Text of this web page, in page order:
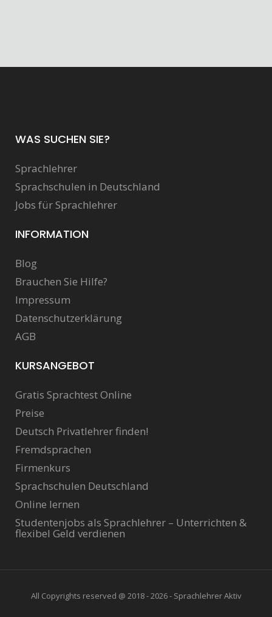
WAS SUCHEN SIE?
Sprachlehrer
Sprachschulen in Deutschland
Jobs für Sprachlehrer
INFORMATION
Blog
Brauchen Sie Hilfe?
Impressum
Datenschutzerklärung
AGB
KURSANGEBOT
Gratis Sprachtest Online
Preise
Deutsch Privatlehrer finden!
Fremdsprachen
Firmenkurs
Sprachschulen Deutschland
Online lernen
Studentenjobs als Sprachlehrer – Unterrichten &
flexibel Geld verdienen
All Copyrights reserved @ 2018 - 2026 - Sprachlehrer Aktiv